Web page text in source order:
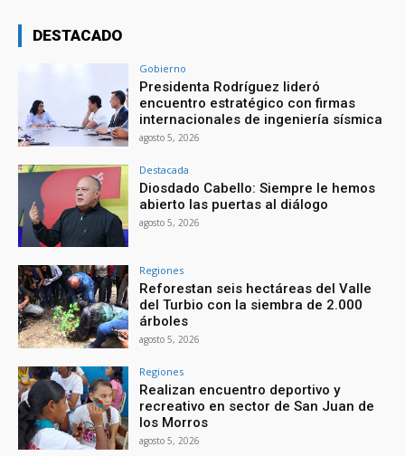
DESTACADO
Gobierno
Presidenta Rodríguez lideró
encuentro estratégico con firmas
internacionales de ingeniería sísmica
agosto 5, 2026
Destacada
Diosdado Cabello: Siempre le hemos
abierto las puertas al diálogo
agosto 5, 2026
Regiones
Reforestan seis hectáreas del Valle
del Turbio con la siembra de 2.000
árboles
agosto 5, 2026
Regiones
Realizan encuentro deportivo y
recreativo en sector de San Juan de
los Morros
agosto 5, 2026